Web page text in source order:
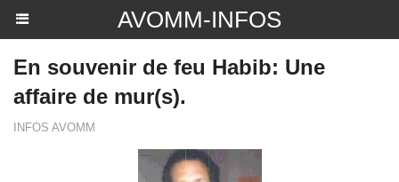
AVOMM-INFOS
En souvenir de feu Habib: Une
affaire de mur(s).
INFOS AVOMM